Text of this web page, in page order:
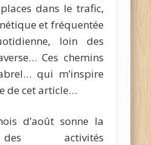
dans le trafic,
et fréquentée
loin des
Ces chemins
qui m’inspire
de cet article…
d’août sonne la
activités